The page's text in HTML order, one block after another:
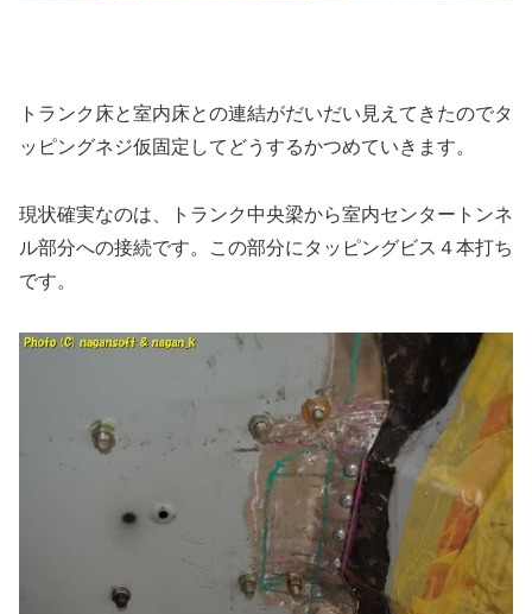
トランク床と室内床との連結がだいだい見えてきたのでタ
ッピングネジ仮固定してどうするかつめていきます。
現状確実なのは、トランク中央梁から室内センタートンネ
ル部分への接続です。この部分にタッピングビス４本打ち
です。